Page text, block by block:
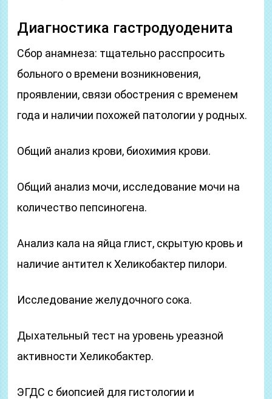
Диагностика гастродуоденита
Сбор анамнеза: тщательно расспросить
больного о времени возникновения,
проявлении, связи обострения с временем
года и наличии похожей патологии у родных.
Общий анализ крови, биохимия крови.
Общий анализ мочи, исследование мочи на
количество пепсиногена.
Анализ кала на яйца глист, скрытую кровь и
наличие антител к Хеликобактер пилори.
Исследование желудочного сока.
Дыхательный тест на уровень уреазной
активности Хеликобактер.
ЭГДС с биопсией для гистологии и